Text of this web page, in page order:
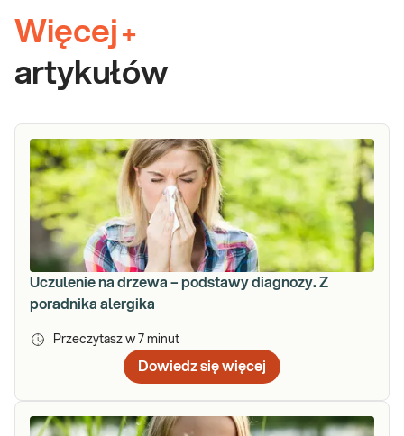
Więcej +
artykułów
Uczulenie na drzewa – podstawy diagnozy. Z
poradnika alergika
Przeczytasz w 7 minut
Dowiedz się więcej